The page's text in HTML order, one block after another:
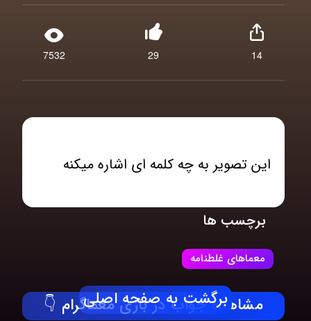
7532 29 14
این تصویر به چه کلمه ای اشاره میکنه
برچسب ها
معماهای غلطنامه
مشاهده جواب در بازی معماگرام 👇
برگشت به صفحه اصلی